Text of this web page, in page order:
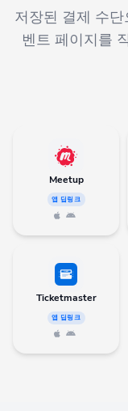
저장된 결제 수
벤트 페이지를
Meetup
앱 딥링크
Ticketmaster
앱 딥링크